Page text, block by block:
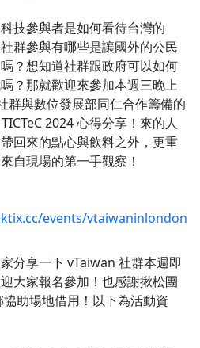
技參與者是如何看待台灣的
群參與有哪些是讓國外的公民
？想知道社群跟政府可以如何
？那就歡迎來參加本週三晚上
群與數位發展部同仁合作籌備的
2024 心得分享！來的人
回來的點心與飲料之外，更重
自現場的第一手觀察！
events/vtaiwaninlondon
分享一下 vTaiwan 社群本週即
大家報名參加！也感謝揪松團
助場地借用！以下為活動資